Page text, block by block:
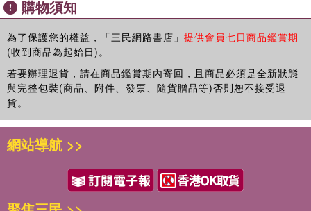
庭堅對六朝時期「韻」的深化與擴充，第六章我談姜夔「風神」與
李嗣真「逸品」的審美共性。接下來進行到第七章，我談論傅山的
「醜拙」美學，處理了「支離」的觀念，以及「奇」、「古」與
馮班和宋曹的書學思想為論述點，闡述他們的書學觀。最後一章，
我談論中國的「現代書法」，說明「傳統」與「創新」的跨界想像
與省思。
這十章先後在不同時間完成，但都是在同一種論述思維與研究方法
中進行，在謝東山的《藝術批評學》中，將藝術批評歸納為四種類
批評」等。「原理批評」專指探討藝術的基本原理、特徵、規律的
理論著作，屬於藝術批評中的最高層次批評。其形式為嚴謹的論
三、「神」、「逸」、「任」的審美品評
五、結語
第五章 「韻」的書藝體會――黃庭堅對六朝書學的深化與擴充
一、「韻」的概念
二、六朝「韻」的審美內涵與書藝上的體現
（一）六朝「韻」的審美內涵
（二）六朝「韻」的書藝體現
三、黃庭堅書學對「韻」的闡發
（一）黃庭堅書論中的「韻」與「俗」
（二）去「俗」而有「韻」：「讀書知節義」與「學古須會心」
四、結語
在漢魏六朝的書學文獻中，即大量使用「比況」、「譬喻」、「擬
物」的方式來呈現書法線條與風格特徵。熊秉明在《中國書法理論
體系》中，以「喻物派」來指涉漢魏六朝那些討論「書體」、「書
狀」或「書勢」的文章，認為它們都是借助自然的美來形容書法的
美，把書法比作龍蛇、鳥獸、花草、雲霞……等，這些自然物都是
書法美的標準和根據，並將這些喻物的方式分為「描寫拆散開來的
筆觸」、「描寫一種書體」、「描寫某一個書家的風格」以及「把
法」，藉由自然物象或人的各種生動形象來比擬書家的書作或書
自然物象來形容書法美的方式，鄭毓瑜認為書法不像繪畫那樣可以
用線條勾勒出實際的景物，雖然書法也是線條，但其點畫結構早已
購物須知
為了保護您的權益，「三民網路書店」 提供會員七日商品鑑賞期
(收到商品為起始日)。
若要辦理退貨，請在商品鑑賞期內寄回，且商品必須是全新狀態
與完整包裝(商品、附件、發票、隨貨贈品等)否則恕不接受退
貨。
網站導航 >>